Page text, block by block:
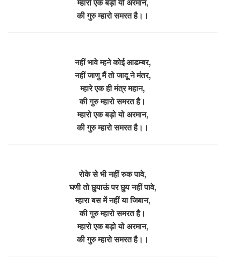
की गुरु म्हारो समरत है।।
नहीं भावे म्हने कोई आडम्बर,
नहीं जाणु मैं तो जादू ने मंतर,
म्हारे एक ही मंत्र महान,
की गुरु म्हारो समरत है।
म्हारो एक बड़ो यो अरमान,
की गुरु म्हारो समरत है।।
रोके से भी नहीं रुक पावे,
घणी तो छुपाऊं पर छुप नहीं पावे,
म्हारा बस में नहीं या जिबान,
की गुरु म्हारो समरत है।
म्हारो एक बड़ो यो अरमान,
की गुरु म्हारो समरत है।।